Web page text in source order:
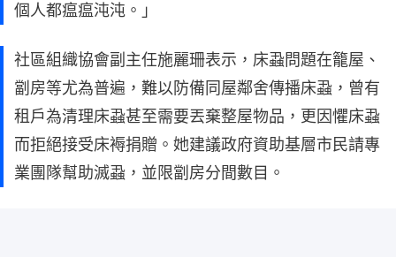
個人都瘟瘟沌沌。」
社區組織協會副主任施麗珊表示，床蝨問題在籠屋、
劏房等尤為普遍，難以防備同屋鄰舍傳播床蝨，曾有
租戶為清理床蝨甚至需要丟棄整屋物品，更因懼床蝨
而拒絕接受床褥捐贈。她建議政府資助基層市民請專
業團隊幫助滅蝨，並限劏房分間數目。